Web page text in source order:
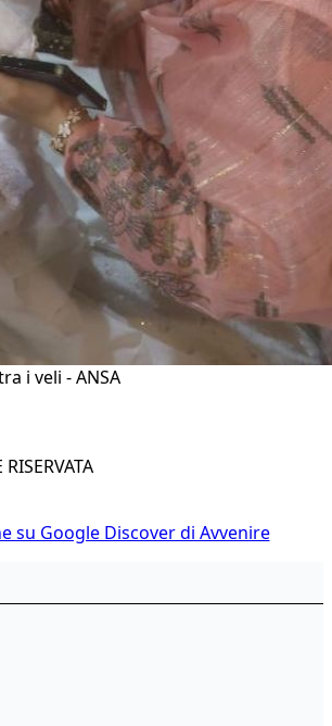
i veli - ANSA
su Google Discover di Avvenire